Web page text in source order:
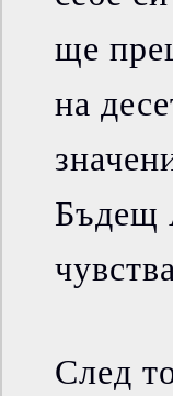
ще
на
Бъдещ
След